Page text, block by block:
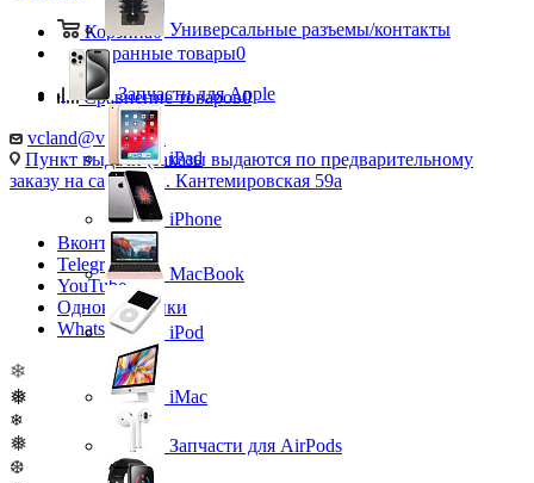
Корзина0
Избранные товары0
Сравнение товаров0
vcland@vcland.ru
Пункт выдачи (заказы выдаются по предварительному
заказу на сайте), ул. Кантемировская 59а
Вконтакте
Telegram
YouTube
Одноклассники
WhatsApp
❄
❅
❄
❅
❆
Универсальные разъемы/контакты
Запчасти для Apple
iPad
iPhone
MacBook
iPod
iMac
Запчасти для AirPods